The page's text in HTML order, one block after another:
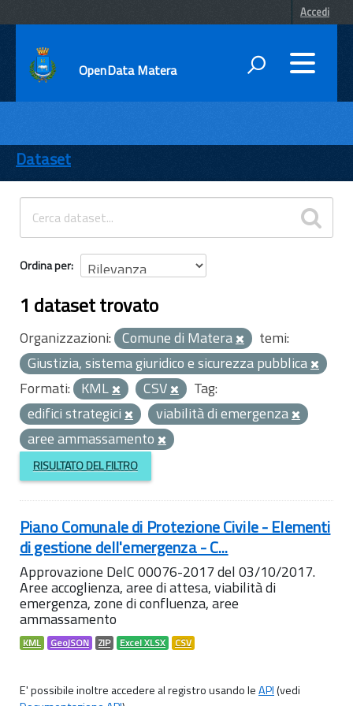
Accedi
OpenData Matera
ENTI
TEMI
INFORMAZIONI
Dataset
Ordina per
1 dataset trovato
Organizzazioni: Comune di Matera
temi:
Giustizia, sistema giuridico e sicurezza pubblica
Formati: KML CSV
Tag:
edifici strategici
viabilità di emergenza
aree ammassamento
RISULTATO DEL FILTRO
Piano Comunale di Protezione Civile - Elementi
di gestione dell'emergenza - C...
Approvazione DelC 00076-2017 del 03/10/2017.
Aree accoglienza, aree di attesa, viabilità di
emergenza, zone di confluenza, aree
ammassamento
KML GeoJSON ZIP Excel XLSX CSV
E' possibile inoltre accedere al registro usando leAPI(vedi